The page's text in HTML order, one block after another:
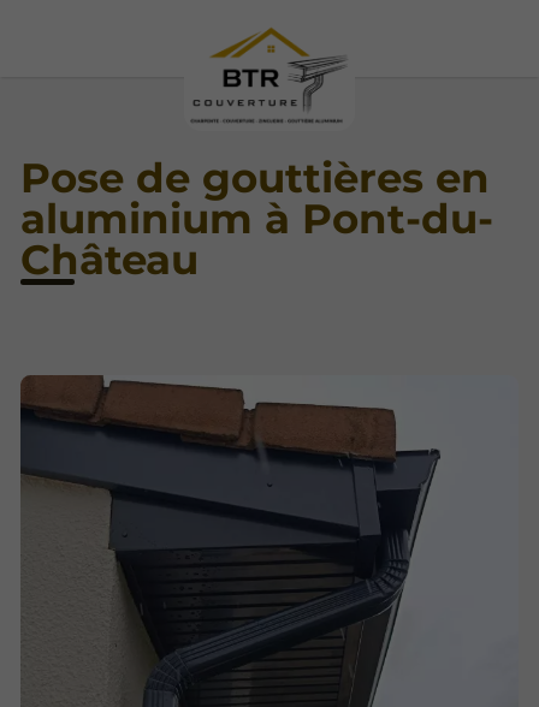
Pose de gouttières en
aluminium à Pont-du-
Château